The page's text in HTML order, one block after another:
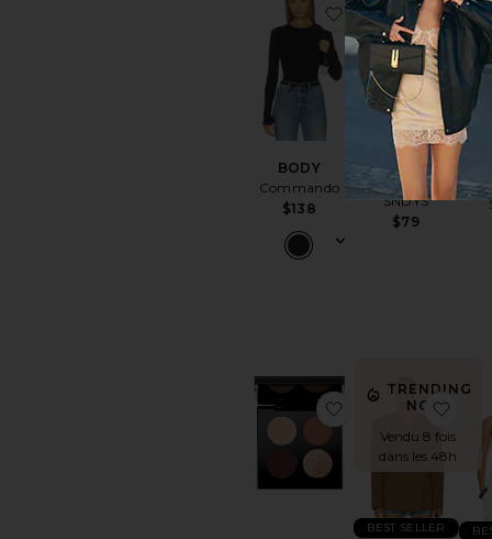
BODY
Commando
$138
ajouter aux
Dorothea
Short
SNDYS
$79
ajouter aux
TRENDING
NOW!
Vendu 8 fois
dans les 48h
BEST SELLER